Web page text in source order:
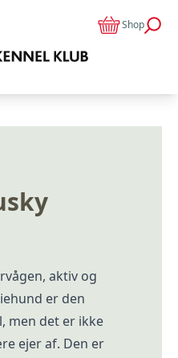
Shop
aktiv og
er den
men det er ikke
ejer af. Den er